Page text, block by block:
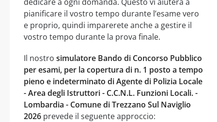
pianificare il vostro tempo durante l’esame vero
e proprio, quindi imparerete anche a gestire il
vostro tempo durante la prova finale.
Il nostro simulatore Bando di Concorso Pubblico
per esami, per la copertura di n. 1 posto a tempo
pieno e indeterminato di Agente di Polizia Locale
- Area degli Istruttori - C.C.N.L. Funzioni Locali. -
Lombardia - Comune di Trezzano Sul Naviglio
2026 prevede il seguente approccio: